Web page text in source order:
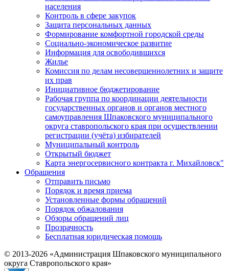
населения
Контроль в сфере закупок
Защита персональных данных
Формирование комфортной городской среды
Социально-экономическое развитие
Информация для освободившихся
Жилье
Комиссия по делам несовершеннолетних и защите
их прав
Инициативное бюджетирование
Рабочая группа по координации деятельности
государственных органов и органов местного
самоуправления Шпаковского муниципального
округа ставропольского края при осуществлении
регистрации (учёта) избирателей
Муниципальный контроль
Открытый бюджет
Карта энергосервисного контракта г. Михайловск"
Обращения
Отправить письмо
Порядок и время приема
Установленные формы обращений
Порядок обжалования
Обзоры обращений лиц
Прозрачность
Бесплатная юридическая помощь
© 2013-2026 «Администрация Шпаковского муниципального
округа Ставропольского края»